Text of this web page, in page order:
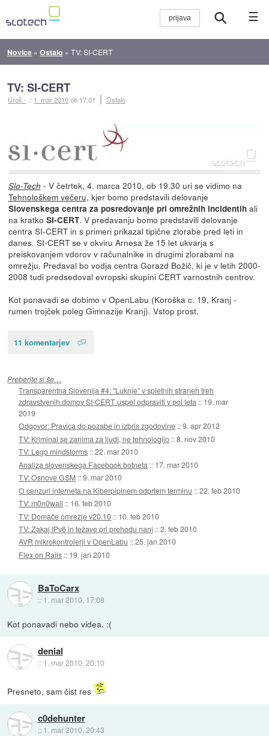
☰
Novice »Ostalo »TV: SI-CERT
TV: SI-CERT
Uroš - :: 1. mar 2010ob 17:01 Ostalo
Slo-Tech - V četrtek, 4. marca 2010, ob 19.30 uri se vidimo na
Tehnološkem večeru, kjer bomo predstavili delovanje
Slovenskega centra za posredovanje pri omrežnih incidentihali
na kratko SI-CERT. V predavanju bomo predstavili delovanje
centra SI-CERT in s primeri prikazal tipične zlorabe pred leti in
danes. SI-CERT se v okviru Arnesa že 15 let ukvarja s
preiskovanjem vdorov v računalnike in drugimi zlorabami na
omrežju. Predaval bo vodja centra Gorazd Božič, ki je v letih 2000-
2008 tudi predsedoval evropski skupini CERT varnostnih centrov.
Kot ponavadi se dobimo v OpenLabu (Koroška c. 19, Kranj -
rumen trojček poleg Gimnazije Kranj). Vstop prost.
11 komentarjev
Preberite si še…
Transparentna Slovenija #4: "Luknje" v spletnih straneh treh
zdravstvenih domov SI-CERT uspel odpraviti v pol leta :: 19. mar
2019
Odgovor: Pravica do pozabe in izbris zgodovine ::9. apr 2012
TV: Kriminal se zanima za ljudi, ne tehnologijo ::8. nov 2010
TV: Lego mindstorms ::22. mar 2010
Analiza slovenskega Facebook botneta :: 17. mar 2010
TV: Osnove GSM ::9. mar 2010
O cenzuri interneta na Kiberpipinem odprtem terminu ::22. feb 2010
TV: m0n0wall :: 16. feb 2010
TV: Domače omrežje v20.10 :: 10. feb 2010
TV: Zakaj IPv6 in težave pri prehodu nanj ::2. feb 2010
AVR mikrokontrolerji v OpenLabu ::25. jan 2010
Flex on Rails :: 19. jan 2010
BaToCarx
:: 1. mar 2010, 17:08
Kot ponavadi nebo videa. :(
denial
:: 1. mar 2010, 20:10
Presneto, sam čist res
c0dehunter
:: 1. mar 2010, 20:43